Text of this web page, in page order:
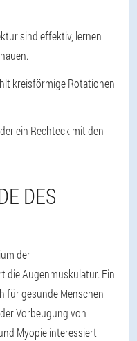
sind effektiv, lernen
kreisförmige Rotationen
ein Rechteck mit den
DES
der
Augenmuskulatur. Ein
für gesunde Menschen
Vorbeugung von
Myopie interessiert